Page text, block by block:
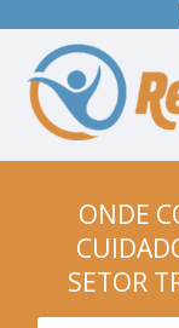
ONDE
SETOR